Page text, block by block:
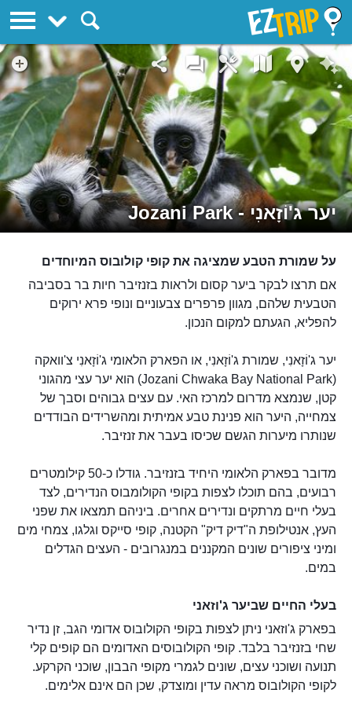
יער ג'וֹזָאנִי - Jozani Park
על שמורת הטבע שמציגה את קופי קולובוס המיוחדים
אם תרצו לבקר ביער קסום ולראות בזנזיבר חיות בר בסביבה
הטבעית שלהם, מגוון פרפרים צבעוניים ונופי פרא ירוקים
להפליא, הגעתם למקום הנכון.
יער ג'וֹזָאנִי, שמורת ג'וֹזָאנִי, או הפארק הלאומי ג'וֹזָאנִי צ'וואקה
(Jozani Chwaka Bay National Park) הוא יער עצי מהגוני
קטן, שנמצא מדרום למרכז האי. עם עצים גבוהים וסבך של
צמחייה, היער הוא פנינת טבע אמיתית ומהשרידים הבודדים
שנותרו מיערות הגשם שכיסו בעבר את זנזיבר.
מדובר בפארק הלאומי היחיד בזנזיבר. גודלו כ-50 קילומטרים
רבועים, בהם תוכלו לצפות בקופי הקולומבוס הנדירים, לצד
בעלי חיים מרתקים ונדירים אחרים. ביניהם תמצאו את שפני
העץ, אנטילופת ה"דיק דיק" הקטנה, קופי סייקס וגלגו, צמחי מים
ומיני ציפורים שונים המקננים במנגרובים - העצים הגדלים
במים.
בעלי החיים שביער ג'וזאני
בפארק ג'וזאני ניתן לצפות בקופי הקולובוס אדומי הגב, זן נדיר
שחי בזנזיבר בלבד. קופי הקולובוסים האדומים הם קופים קלי
תנועה ושוכני עצים, שונים לגמרי מקופי הבבון, שוכני הקרקע.
לקופי הקולובוס מראה עדין ומוצדק, שכן הם אינם אלימים.
EZTrip